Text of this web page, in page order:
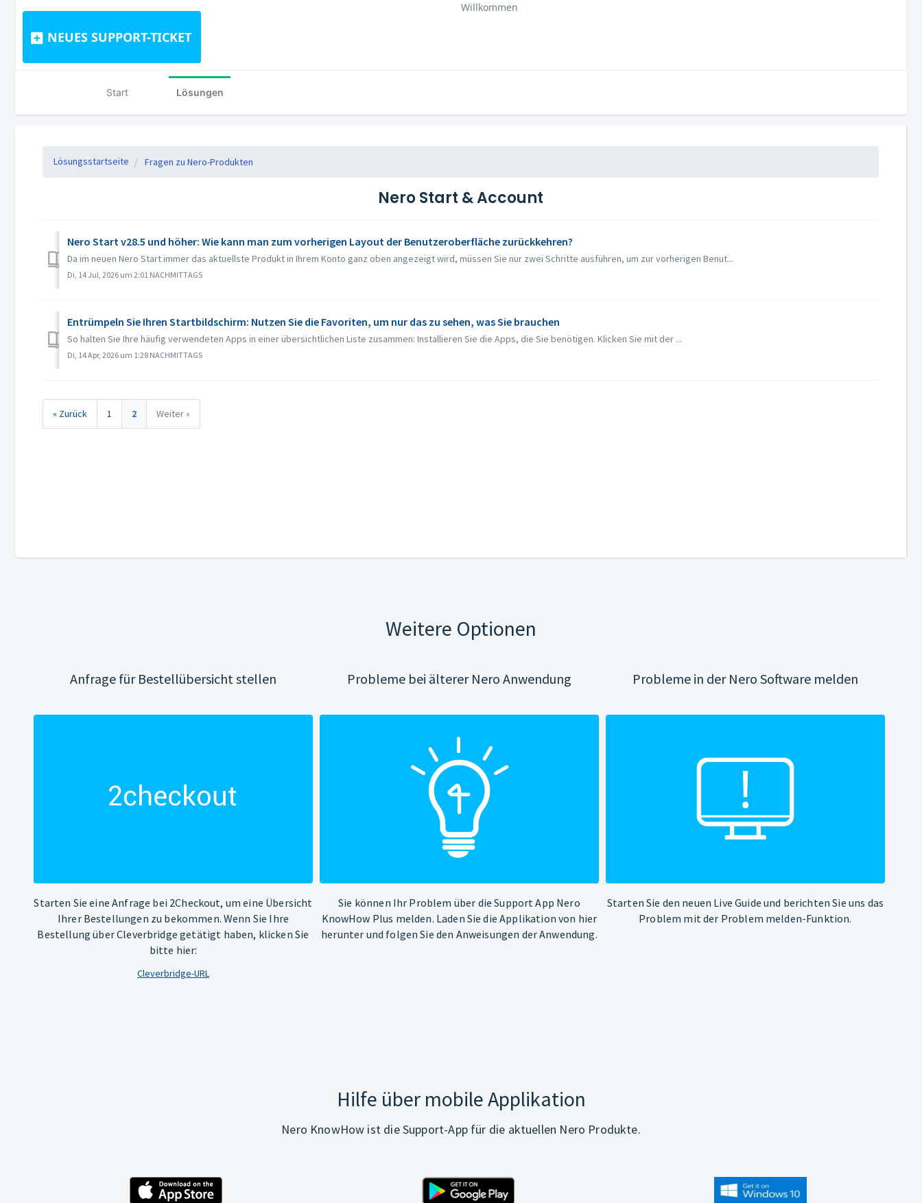
NEUES SUPPORT-TICKET
Willkommen
Start Lösungen
Lösungsstartseite Fragen zu Nero-Produkten
Nero Start & Account
Nero Start v28.5 und höher: Wie kann man zum vorherigen Layout der Benutzeroberfläche zurückkehren?
Da im neuen Nero Start immer das aktuellste Produkt in Ihrem Konto ganz oben angezeigt wird, müssen Sie nur zwei Schritte ausführen, um zur vorherigen Benut...
Di, 14 Jul, 2026 um 2:01 NACHMITTAGS
Entrümpeln Sie Ihren Startbildschirm: Nutzen Sie die Favoriten, um nur das zu sehen, was Sie brauchen
So halten Sie Ihre häufig verwendeten Apps in einer übersichtlichen Liste zusammen: Installieren Sie die Apps, die Sie benötigen. Klicken Sie mit der ...
Di, 14 Apr, 2026 um 1:28 NACHMITTAGS
« Zurück 1 2 Weiter »
Weitere Optionen
Anfrage für Bestellübersicht stellen
Starten Sie eine Anfrage bei 2Checkout, um eine Übersicht
Ihrer Bestellungen zu bekommen. Wenn Sie Ihre
Bestellung über Cleverbridge getätigt haben, klicken Sie
bitte hier:
Cleverbridge-URL
Probleme bei älterer Nero Anwendung
Sie können Ihr Problem über die Support App Nero
KnowHow Plus melden. Laden Sie die Applikation von hier
herunter und folgen Sie den Anweisungen der Anwendung.
Probleme in der Nero Software melden
Starten Sie den neuen Live Guide und berichten Sie uns das
Problem mit der Problem melden-Funktion.
Hilfe über mobile Applikation
Nero KnowHow ist die Support-App für die aktuellen Nero Produkte.